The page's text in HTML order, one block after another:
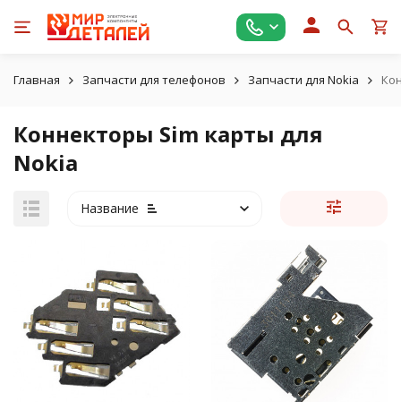
Главная Запчасти для телефонов Запчасти для Nokia
Коннекторы Sim карты для
Nokia
Название